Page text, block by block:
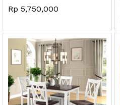
Rp 5,750,000